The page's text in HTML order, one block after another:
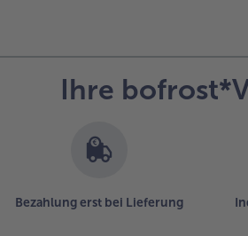
Ihre
Bezahlung erst bei Lieferung